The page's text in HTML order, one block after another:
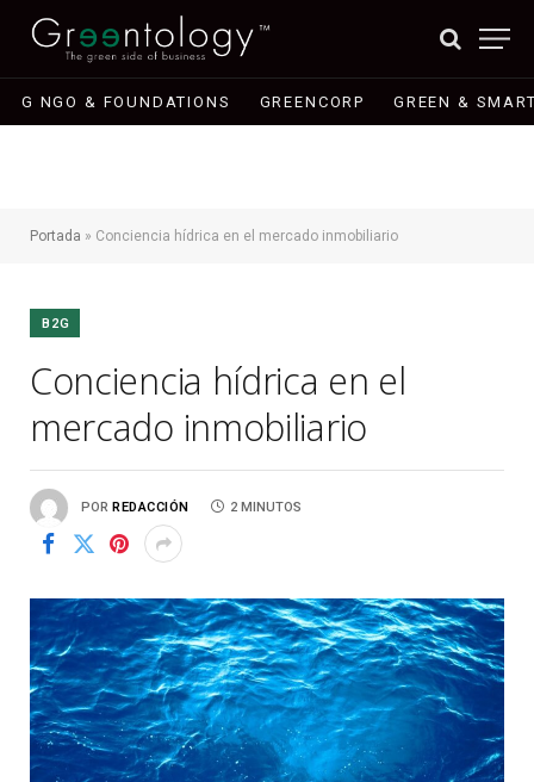
G NGO & FOUNDATIONS GREENCORP GREEN &
Portada » Conciencia hídrica en el mercado inmobiliario
B2G
Conciencia hídrica en el
mercado inmobiliario
POR REDACCIÓN 2 MINUTOS